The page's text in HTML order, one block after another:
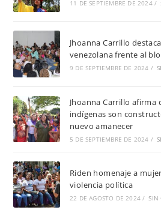
11 DE SEPTIEMBRE DE 2024 /
Jhoanna Carrillo
venezolana frente al
9 DE SEPTIEMBRE DE 2024 /
Jhoanna Carrillo afirma
indígenas son
nuevo amanecer
5 DE SEPTIEMBRE DE 2024 /
Riden homenaje a
violencia política
22 DE AGOSTO DE 2024 / SIN